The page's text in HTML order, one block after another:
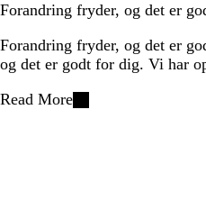
Forandring fryder, og det er
Forandring fryder, og det er
og det er godt for dig. Vi har
Read More